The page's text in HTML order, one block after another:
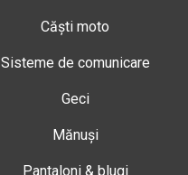
Căști moto
Sisteme de comunicare
Geci
Mănuși
Pantaloni & blugi